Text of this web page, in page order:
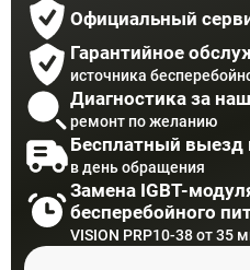
Официальный
Гарантийное
источника
Диагностика за
ремонт по желанию
Бесплатный выезд
в день обращения
Замена IGBT-
бесперебойного
VISION PRP10-38 от 35